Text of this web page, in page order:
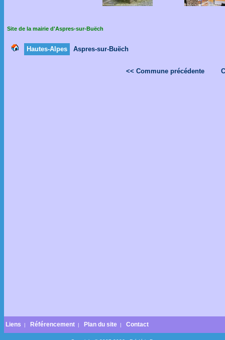
Site de la mairie d'Aspres-sur-Buëch
Hautes-Alpes Aspres-sur-Buëch
<< Commune précédente
Liens | Référencement | Plan du site | Contact